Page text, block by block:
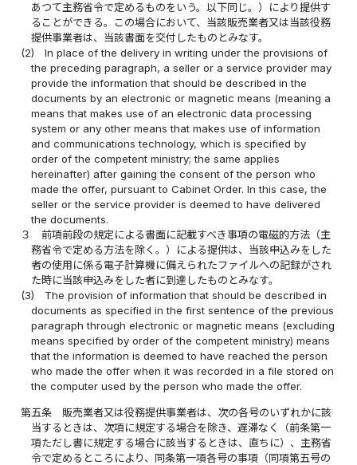
あつて主務省令で定めるものをいう。以下同じ。）により提供す
ることができる。この場合において、当該販売業者又は当該役務
提供事業者は、当該書面を交付したものとみなす。
(2)
In place of the delivery in writing under the provisions of
the preceding paragraph, a seller or a service provider may
provide the information that should be described in the
documents by an electronic or magnetic means (meaning a
means that makes use of an electronic data processing
system or any other means that makes use of information
and communications technology, which is specified by
order of the competent ministry; the same applies
hereinafter) after gaining the consent of the person who
made the offer, pursuant to Cabinet Order. In this case, the
seller or the service provider is deemed to have delivered
the documents.
３
前項前段の規定による書面に記載すべき事項の電磁的方法（主
務省令で定める方法を除く。）による提供は、当該申込みをした
者の使用に係る電子計算機に備えられたファイルへの記録がされ
た時に当該申込みをした者に到達したものとみなす。
(3)
The provision of information that should be described in
documents as specified in the first sentence of the previous
paragraph through electronic or magnetic means (excluding
means specified by order of the competent ministry) means
that the information is deemed to have reached the person
who made the offer when it was recorded in a file stored on
the computer used by the person who made the offer.
第五条
販売業者又は役務提供事業者は、次の各号のいずれかに該
当するときは、次項に規定する場合を除き、遅滞なく（前条第一
項ただし書に規定する場合に該当するときは、直ちに）、主務省
令で定めるところにより、同条第一項各号の事項（同項第五号の